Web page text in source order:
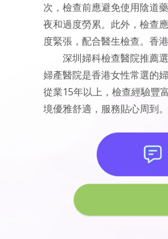
次，檢查前應避免使用陰道
夜和過度勞累。此外，檢查
度緊張，配合醫生檢查。香
深圳婦科檢查醫院推薦
婦產醫院是香港女性常選的
從業15年以上，檢查經驗豐
境優雅舒適，服務貼心周到